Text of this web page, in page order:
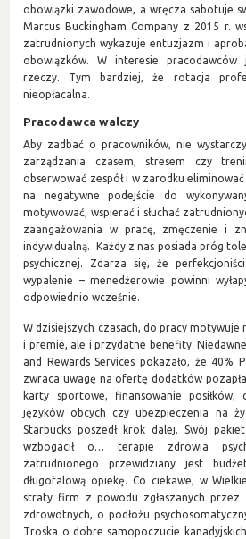
obowiązki zawodowe, a wręcza sabotuje
Marcus Buckingham Company z 2015 r.
zatrudnionych wykazuje entuzjazm i
obowiązków. W interesie
rzeczy. Tym bardziej, że rotacja
nieopłacalna.
Pracodawca walczy
Aby zadbać o pracowników, nie
zarządzania czasem, stresem czy
obserwować zespół i w zarodku
na negatywne podejście do
motywować, wspierać i słuchać
zaangażowania w pracę, zmęczenie i
indywidualną. Każdy z nas posiada próg
psychicznej. Zdarza się, że
wypalenie – menedżerowie powinni
odpowiednio wcześnie.
W dzisiejszych czasach, do pracy motywuje
i premie, ale i przydatne benefity.
and Rewards Services pokazało, że 40%
zwraca uwagę na ofertę dodatków
karty sportowe, finansowanie posiłków,
języków obcych czy ubezpieczenia na
Starbucks poszedł krok dalej. Swój
wzbogacił o… terapie zdrowia
zatrudnionego przewidziany jest
długofalową opiekę. Co ciekawe, w
straty firm z powodu zgłaszanych przez
zdrowotnych, o podłożu
Troska o dobre samopoczucie